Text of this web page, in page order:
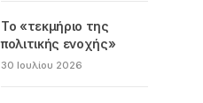
Το «τεκμήριο της
πολιτικής ενοχής»
30 Ιουλίου 2026